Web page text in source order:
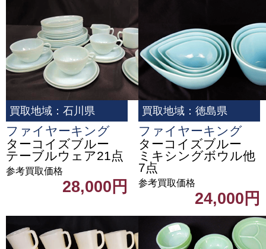
買取地域：石川県
ファイヤーキング
ターコイズブルー
テーブルウェア21点
参考買取価格
28,000円
買取地域：徳島県
ファイヤーキング
ターコイズブルー
ミキシングボウル他
7点
参考買取価格
24,000円